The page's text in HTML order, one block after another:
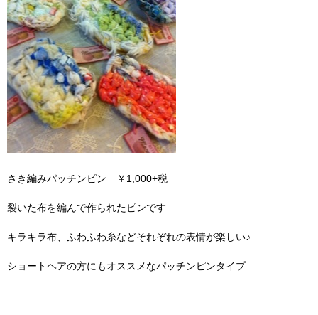
さき編みパッチンピン ￥1,000+税
裂いた布を編んで作られたピンです
キラキラ布、ふわふわ糸などそれぞれの表情が楽しい♪
ショートヘアの方にもオススメなパッチンピンタイプ